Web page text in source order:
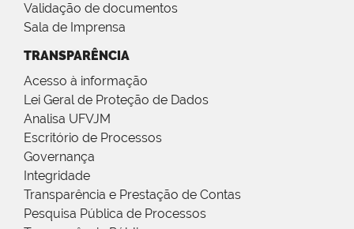
Validação de documentos
Sala de Imprensa
TRANSPARÊNCIA
Acesso à informação
Lei Geral de Proteção de Dados
Analisa UFVJM
Escritório de Processos
Governança
Integridade
Transparência e Prestação de Contas
Pesquisa Pública de Processos